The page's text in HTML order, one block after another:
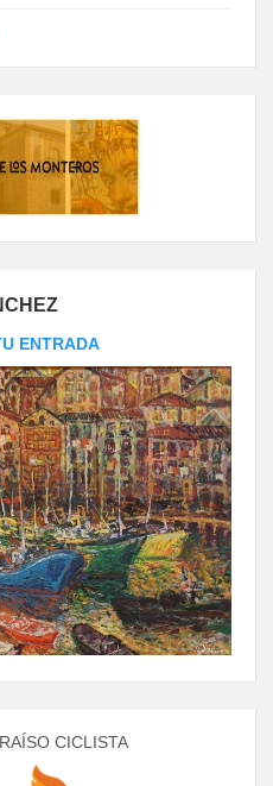
ENTRADA
CICLISTA